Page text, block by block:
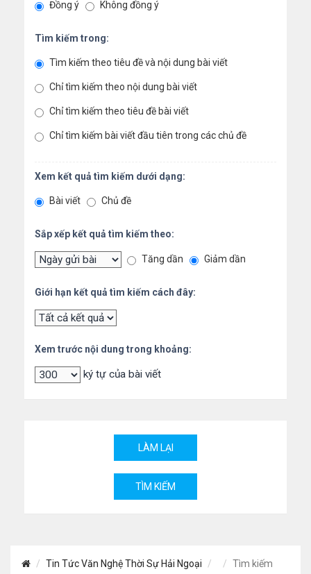
Đồng ý Không đồng ý
Tìm kiếm trong:
Tìm kiếm theo tiêu đề và nội dung bài viết
Chỉ tìm kiếm theo nội dung bài viết
Chỉ tìm kiếm theo tiêu đề bài viết
Chỉ tìm kiếm bài viết đầu tiên trong các chủ đề
Xem kết quả tìm kiếm dưới dạng:
Bài viết Chủ đề
Sắp xếp kết quả tìm kiếm theo:
Tăng dần Giảm dần
Giới hạn kết quả tìm kiếm cách đây:
Xem trước nội dung trong khoảng:
ký tự của bài viết
Tin Tức Văn Nghệ Thời Sự Hải Ngoại Tìm kiếm